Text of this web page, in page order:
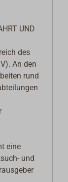
UND
des
An den
rund
eine
und